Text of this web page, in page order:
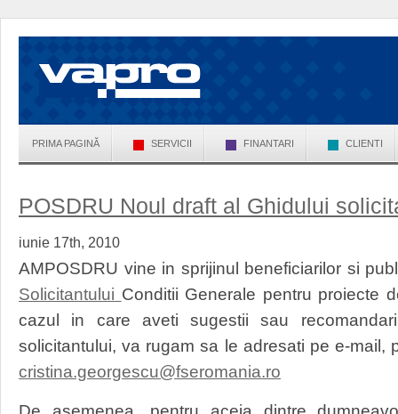
PRIMA PAGINĂ SERVICII FINANTARI CLIENTI
POSDRU Noul draft al Ghidului
iunie 17th, 2010
AMPOSDRU vine in sprijinul beneficiarilor si
Solicitantului Conditii Generale pentru proiecte
cazul in care aveti sugestii sau
solicitantului, va rugam sa le adresati pe e-mail,
cristina.georgescu@fseromania.ro